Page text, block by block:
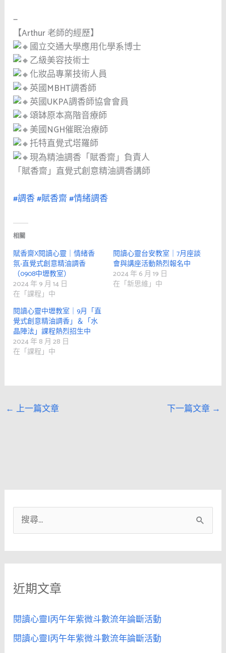
—
【Arthur 老師的經歷】
國立交通大學應用化學系博士
乙級美容技術士
化妝品專業技術人員
英國MBHT調香師
英國UKPA調香師協會會員
頌缽原本高階音療師
美國NGH催眠治療師
托特直覺式塔羅師
現為精油調香「賦香齋」負責人
「賦香齋」直覺式創意精油調香講師
#調香#賦香齋#情緒調香
相關
賦香齋X閱讀心靈｜情緒香
氛-直覺式創意精油調香
（0908中壢教室）
2024 年 9 月 14 日
在「課程」中
閱讀心靈台安教室｜7月座談
會與講座活動熱烈報名中
2024 年 6 月 19 日
在「新思維」中
閱讀心靈中壢教室｜9月「直
覺式創意精油調香」＆「水
晶陣法」課程熱烈招生中
2024 年 8 月 28 日
在「課程」中
← 上一篇文章 下一篇文章 →
尋
關
字
近期文章
閱讀心靈|丙午年紫微斗數流年論斷活動
閱讀心靈|丙午年紫微斗數流年論斷活動